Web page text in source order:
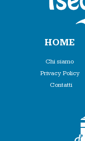
HOME
Chi siamo
Privacy Policy
Contatti